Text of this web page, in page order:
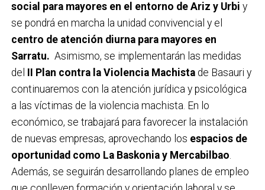
social para mayores en el entorno de Ariz y Urbi y
se pondrá en marcha la unidad convivencial y el
centro de atención diurna para mayores en
Sarratu. Asimismo, se implementarán las medidas
del
II Plan contra la Violencia Machistade Basauri y
continuaremos con la atención jurídica y psicológica
a las víctimas de la violencia machista. En lo
económico, se trabajará para favorecer la instalación
de nuevas empresas, aprovechando los espacios de
oportunidad como La Baskonia y Mercabilbao.
Además, se seguirán desarrollando planes de empleo